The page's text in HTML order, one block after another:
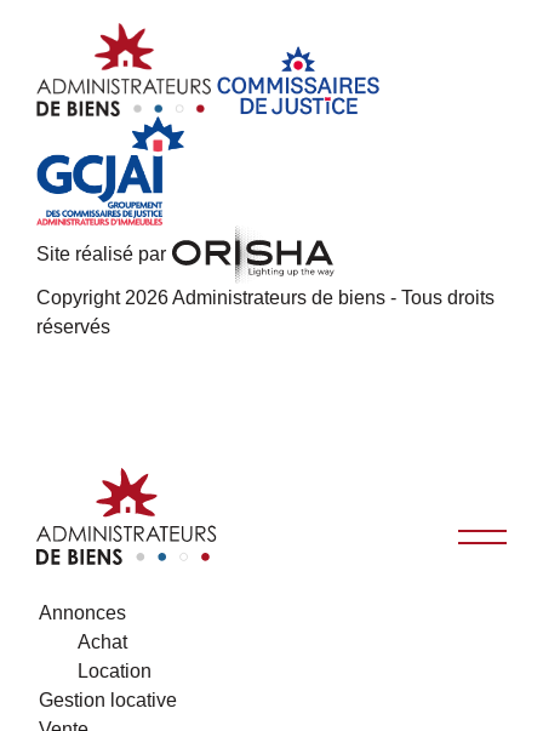
Site réalisé par
Copyright 2026 Administrateurs de biens - Tous droits
réservés
Annonces
Achat
Location
Gestion locative